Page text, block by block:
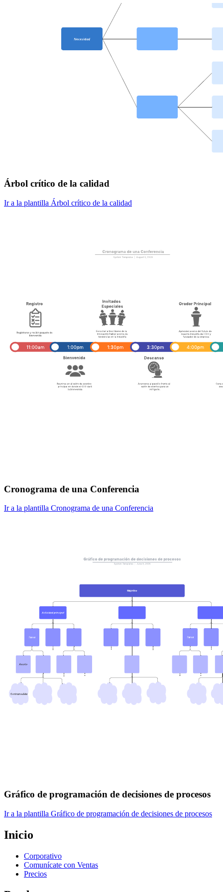
Árbol crítico de la calidad
Ir a la plantilla Árbol crítico de la calidad
Cronograma de una Conferencia
Ir a la plantilla Cronograma de una Conferencia
Gráfico de programación de decisiones de procesos
Ir a la plantilla Gráfico de programación de decisiones de procesos
Inicio
Corporativo
Comunícate con Ventas
Precios